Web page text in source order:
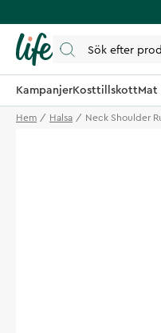
KampanjerKosttillskottMat
Hem Halsa Neck Shoulder